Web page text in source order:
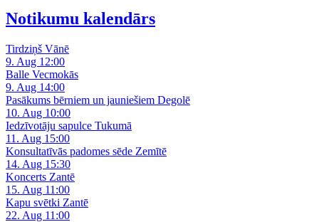
Notikumu kalendārs
Tirdziņš Vānē
9. Aug 12:00
Balle Vecmokās
9. Aug 14:00
Pasākums bērniem un jauniešiem Degolē
10. Aug 10:00
Iedzīvotāju sapulce Tukumā
11. Aug 15:00
Konsultatīvās padomes sēde Zemītē
14. Aug 15:30
Koncerts Zantē
15. Aug 11:00
Kapu svētki Zantē
22. Aug 11:00